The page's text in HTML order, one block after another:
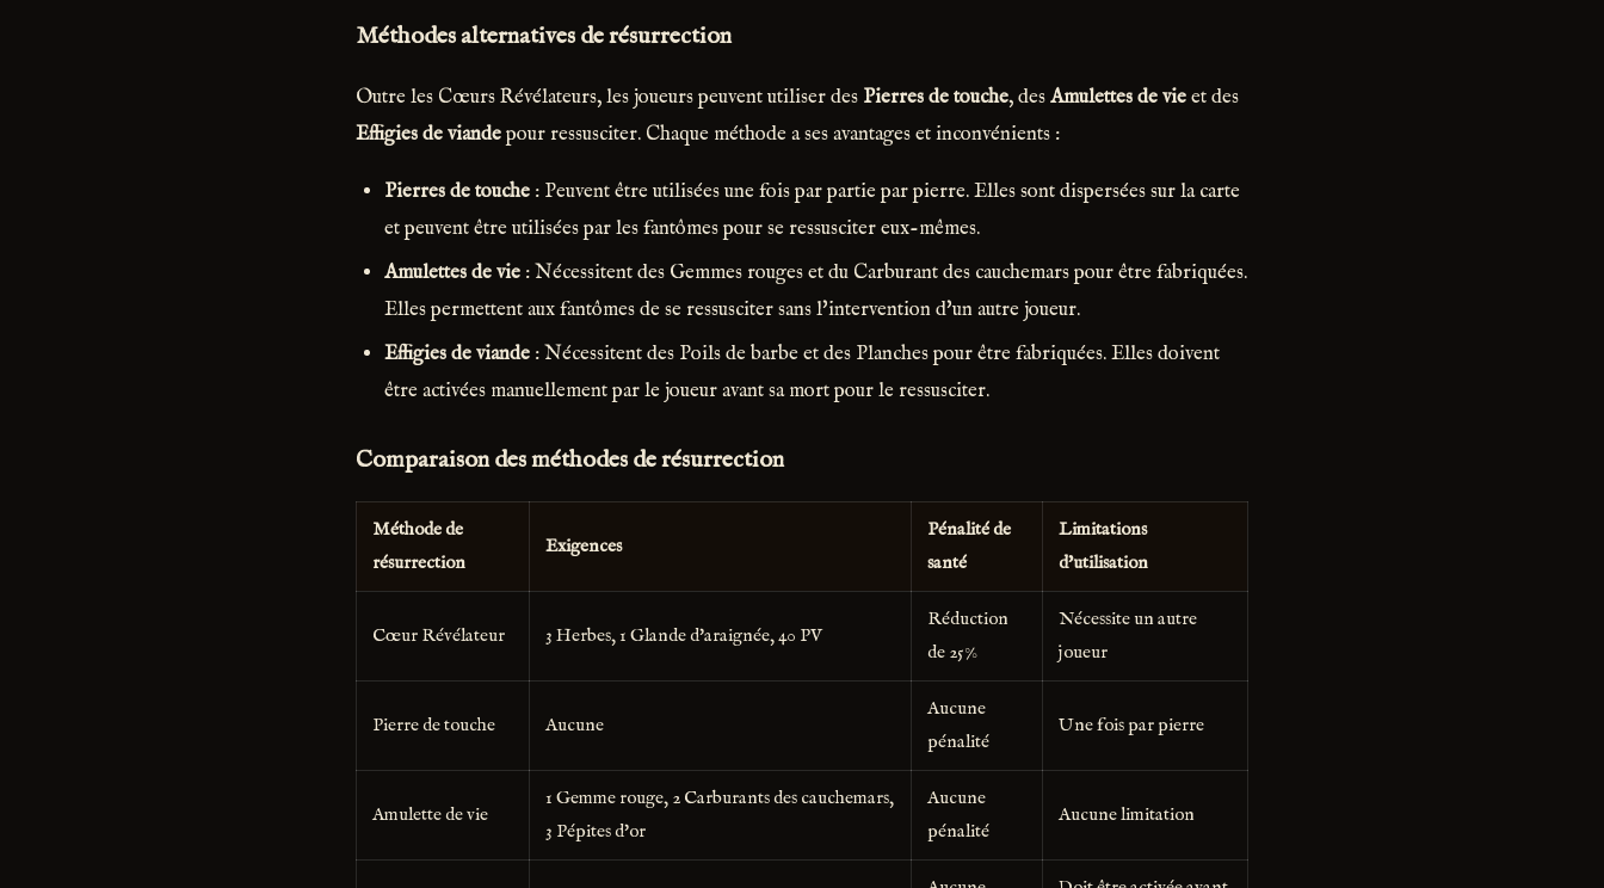
Méthodes alternatives de résurrection
Outre les Cœurs Révélateurs, les joueurs peuvent utiliser des Pierres de touche, desAmulettes de vieet des
Effigies de viandepour ressusciter. Chaque méthode a ses avantages et inconvénients :
Pierres de touche : Peuvent être utilisées une fois par partie par pierre. Elles sont dispersées sur la carte
et peuvent être utilisées par les fantômes pour se ressusciter eux-mêmes.
Amulettes de vie : Nécessitent des Gemmes rouges et du Carburant des cauchemars pour être fabriquées.
Elles permettent aux fantômes de se ressusciter sans l'intervention d'un autre joueur.
Effigies de viande : Nécessitent des Poils de barbe et des Planches pour être fabriquées. Elles doivent
être activées manuellement par le joueur avant sa mort pour le ressusciter.
Comparaison des méthodes de résurrection
Méthode de
résurrection
Exigences
Pénalité de
santé
Limitations
d'utilisation
Cœur Révélateur 3 Herbes, 1 Glande d'araignée, 40 PV
Réduction
de 25%
Nécessite un autre
joueur
Pierre de touche Aucune
Aucune
pénalité
Une fois par pierre
Amulette de vie
1 Gemme rouge, 2 Carburants des cauchemars,
3 Pépites d'or
Aucune
pénalité
Aucune limitation